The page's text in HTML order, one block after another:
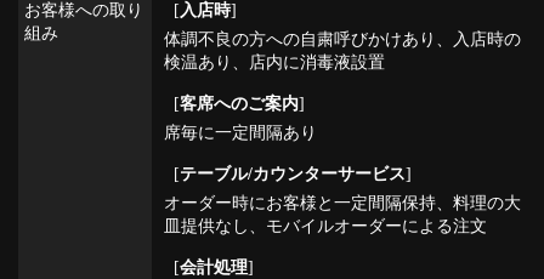
お客様への取り
組み
[入店時]
体調不良の方への自粛呼びかけあり
入店時の
検温あり
店内に消毒液設置
[客席へのご案内]
席毎に一定間隔あり
[テーブル/カウンターサービス]
オーダー時にお客様と一定間隔保持
料理の大
皿提供なし
モバイルオーダーによる注文
[会計処理]